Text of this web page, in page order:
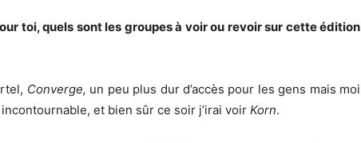
toi, quels sont les groupes à voir ou revoir sur cette édition
Converge, un peu plus dur d’accès pour les gens mais moi
incontournable, et bien sûr ce soir j’irai voir Korn.